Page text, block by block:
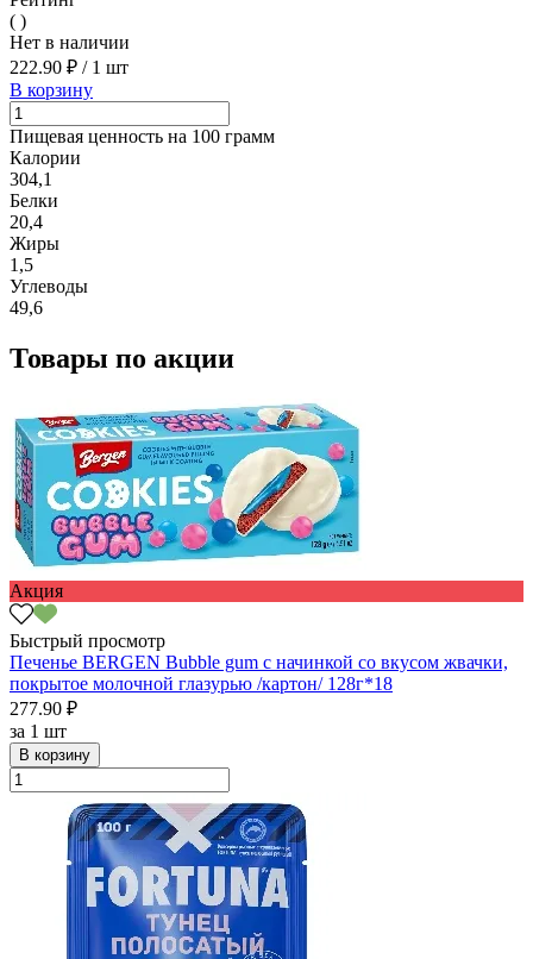
( )
Нет в наличии
222.90 ₽ /1 шт
В корзину
Пищевая ценность на 100 грамм
Калории
304,1
Белки
20,4
Жиры
1,5
Углеводы
49,6
Товары по акции
Акция
Быстрый просмотр
Печенье BERGEN Bubble gum с начинкой со вкусом жвачки,
покрытое молочной глазурью /картон/ 128г*18
277.90 ₽
за 1 шт
В корзину